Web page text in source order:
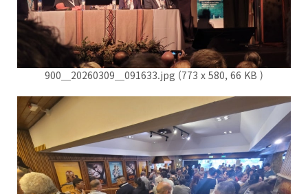
900＿20260309＿091633.jpg (773 x 580, 66 KB )